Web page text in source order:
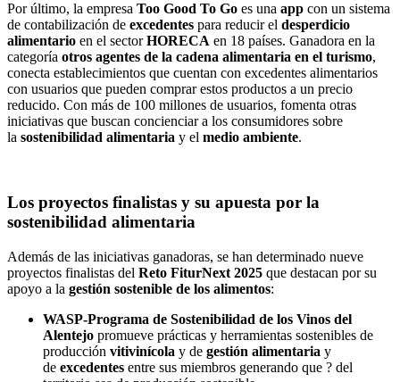
Por último, la empresa Too Good To Go es una app con un sistema
de contabilización de excedentes para reducir el desperdicio
alimentario en el sectorHORECA en 18 países. Ganadora en la
categoría otros agentes de la cadena alimentaria en el turismo,
conecta establecimientos que cuentan con excedentes alimentarios
con usuarios que pueden comprar estos productos a un precio
reducido. Con más de 100 millones de usuarios, fomenta otras
iniciativas que buscan concienciar a los consumidores sobre
la sostenibilidad alimentaria y el medio ambiente.
Los proyectos finalistas y su apuesta por la
sostenibilidad alimentaria
Además de las iniciativas ganadoras, se han determinado nueve
proyectos finalistas del Reto FiturNext 2025 que destacan por su
apoyo a la gestión sostenible de los alimentos:
WASP-Programa de Sostenibilidad de los Vinos del
Alentejo promueve prácticas y herramientas sostenibles de
producción vitivinícola y de gestión alimentaria y
de excedentes entre sus miembros generando que ? del